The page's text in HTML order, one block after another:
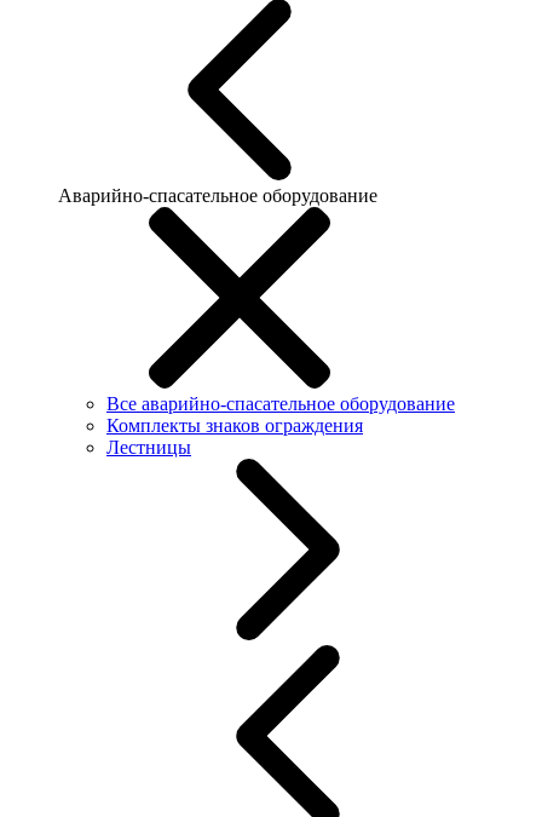
Аварийно-спасательное оборудование
Все аварийно-спасательное оборудование
Комплекты знаков ограждения
Лестницы